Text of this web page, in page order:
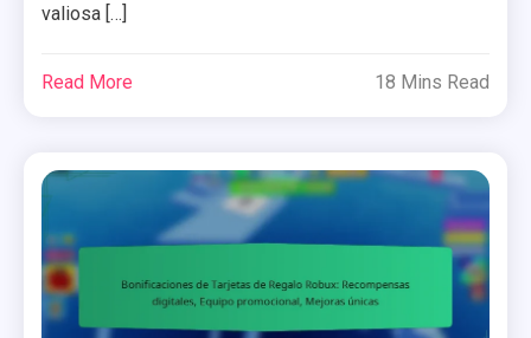
valiosa […]
Read More 18 Mins Read